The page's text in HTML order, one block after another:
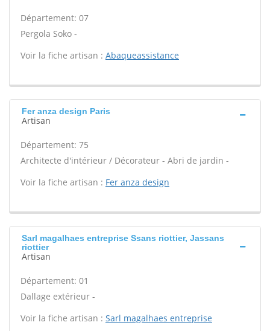
Département: 07
Pergola Soko -
Voir la fiche artisan : Abaqueassistance
Fer anza design Paris
Artisan
Département: 75
Architecte d'intérieur / Décorateur - Abri de jardin -
Voir la fiche artisan : Fer anza design
Sarl magalhaes entreprise Ssans riottier, Jassans
riottier
Artisan
Département: 01
Dallage extérieur -
Voir la fiche artisan : Sarl magalhaes entreprise